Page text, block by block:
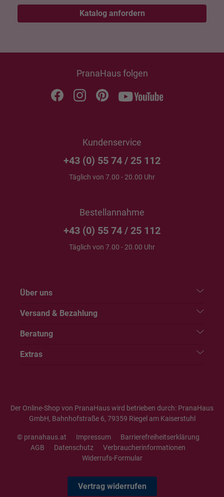
Katalog anfordern
PranaHaus folgen
Kundenservice
+43 (0) 55 74 / 25 112
Täglich von 7.00 - 20.00 Uhr
Bestellannahme
+43 (0) 55 74 / 25 112
Täglich von 7.00 - 20.00 Uhr
Über uns
Versand & Bezahlung
Beratung
Extras
Der Online-Shop von PranaHaus wird betrieben durch: PranaHaus
GmbH, Bahnhofstraße 6, 79359 Riegel am Kaiserstuhl
© pranahaus.at Impressum
Barrierefreiheitserklärung
AGB
Datenschutz
Verbraucherinformationen
Widerrufs-Formular
Vertrag widerrufen